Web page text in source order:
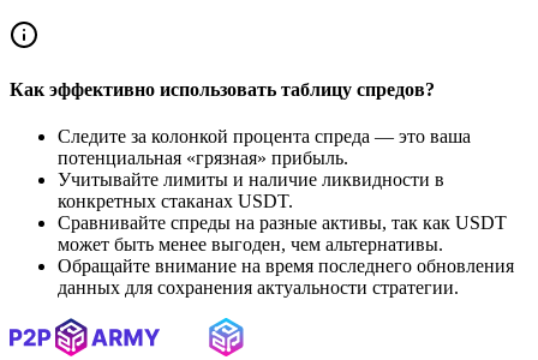
Как эффективно использовать таблицу спредов?
Следите за колонкой процента спреда — это ваша
потенциальная «грязная» прибыль.
Учитывайте лимиты и наличие ликвидности в
конкретных стаканах USDT.
Сравнивайте спреды на разные активы, так как USDT
может быть менее выгоден, чем альтернативы.
Обращайте внимание на время последнего обновления
данных для сохранения актуальности стратегии.